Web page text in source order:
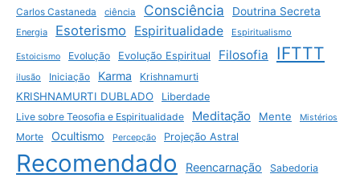
Carlos Castaneda ciência Consciência Doutrina Secreta
Energia Esoterismo Espiritualidade Espiritualismo
Estoicismo Evolução Evolução Espiritual Filosofia IFTTT
ilusão Iniciação Karma Krishnamurti
KRISHNAMURTI DUBLADO
Liberdade
Live sobre Teosofia e Espiritualidade
Meditação Mente Mistérios
Morte Ocultismo Percepção Projeção Astral
Recomendado Reencarnação Sabedoria